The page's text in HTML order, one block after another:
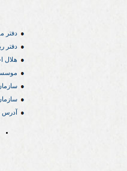
دفتر
دفتر
هلال
آدرس